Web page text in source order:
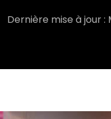
Dernière mise à jour :